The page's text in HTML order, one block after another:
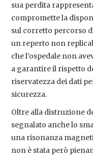
sua perdita
compromette la
sul corretto percorso
un reperto non
che l’ospedale non
a garantire il rispetto
riservatezza dei dati
sicurezza.
Oltre alla distruzione
segnalato anche lo
una risonanza
non è stata però